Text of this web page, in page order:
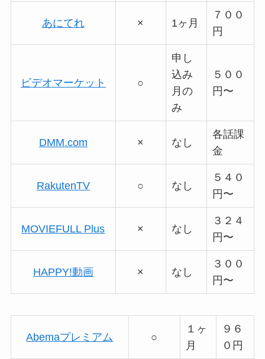
あにてれ × 1ヶ月
７００
円
ビデオマーケット ○
申し
込み
月の
み
５００
円〜
DMM.com × なし
各話課
金
RakutenTV ○ なし
５４０
円〜
MOVIEFULL Plus × なし
３２４
円〜
HAPPY!動画 × なし
３００
円〜
Abemaプレミアム ○
１ヶ
月
９６
０円